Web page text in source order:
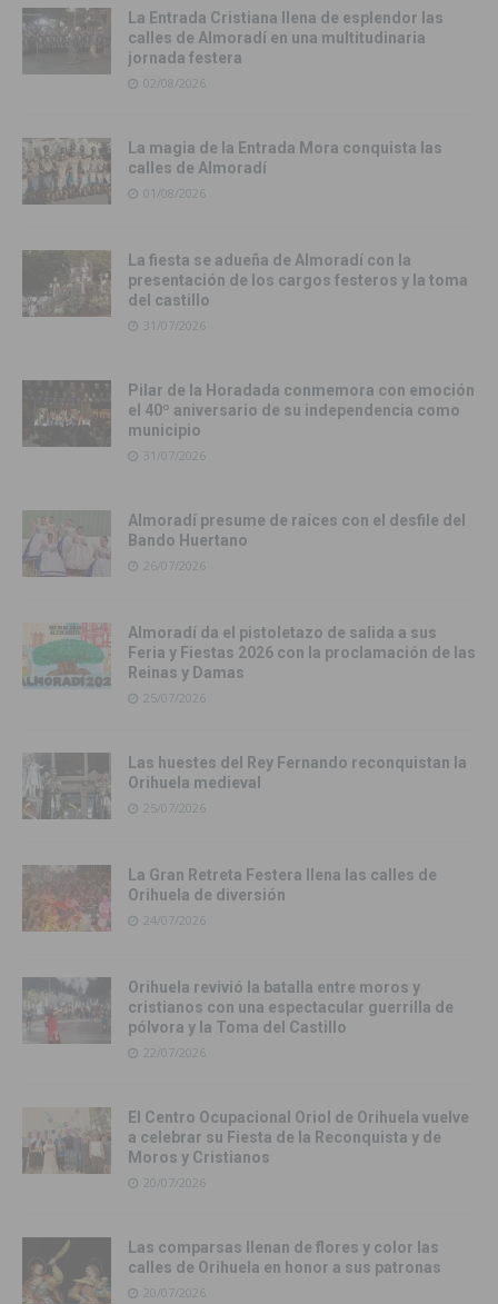
La Entrada Cristiana llena de esplendor las
calles de Almoradí en una multitudinaria
jornada festera
02/08/2026
La magia de la Entrada Mora conquista las
calles de Almoradí
01/08/2026
La fiesta se adueña de Almoradí con la
presentación de los cargos festeros y la toma
del castillo
31/07/2026
Pilar de la Horadada conmemora con emoción
el 40º aniversario de su independencia como
municipio
31/07/2026
Almoradí presume de raíces con el desfile del
Bando Huertano
26/07/2026
Almoradí da el pistoletazo de salida a sus
Feria y Fiestas 2026 con la proclamación de las
Reinas y Damas
25/07/2026
Las huestes del Rey Fernando reconquistan la
Orihuela medieval
25/07/2026
La Gran Retreta Festera llena las calles de
Orihuela de diversión
24/07/2026
Orihuela revivió la batalla entre moros y
cristianos con una espectacular guerrilla de
pólvora y la Toma del Castillo
22/07/2026
El Centro Ocupacional Oriol de Orihuela vuelve
a celebrar su Fiesta de la Reconquista y de
Moros y Cristianos
20/07/2026
Las comparsas llenan de flores y color las
calles de Orihuela en honor a sus patronas
20/07/2026